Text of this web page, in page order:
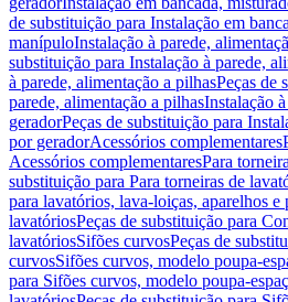
de substituição para Instalação em
manípuloInstalação à parede,
substituição para Instalação à parede,
à parede, alimentação a pilhasPeças de
parede, alimentação a pilhasInstalação
geradorPeças de substituição para
por geradorAcessórios complementares
Acessórios complementaresPara
substituição para Para torneiras de
para lavatórios, lava-loiças, aparelhos e
lavatóriosPeças de substituição para
lavatóriosSifões curvosPeças de
curvosSifões curvos, modelo poupa-
para Sifões curvos, modelo poupa-